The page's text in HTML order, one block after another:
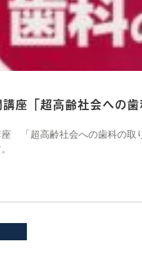
座「超高齢社会への歯
「超高齢社会への歯科の取